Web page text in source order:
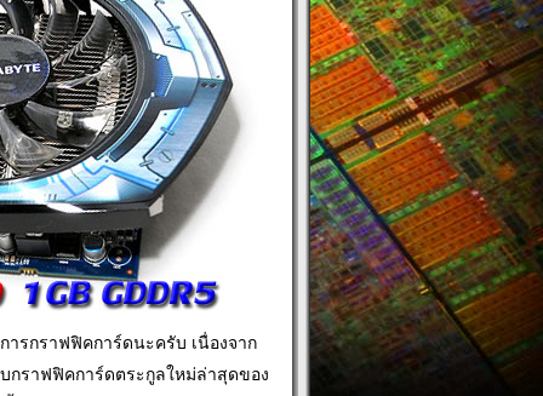
รกราฟฟิคการ์ดนะครับ เนื่องจาก
กราฟฟิคการ์ดตระกูลใหม่ล่าสุดของ